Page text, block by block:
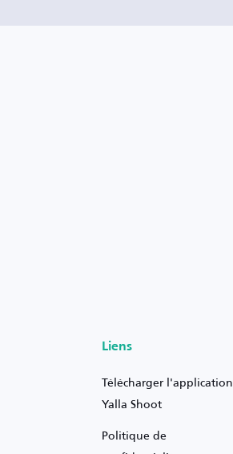
Liens
Télécharger l'application
Yalla Shoot
Politique de